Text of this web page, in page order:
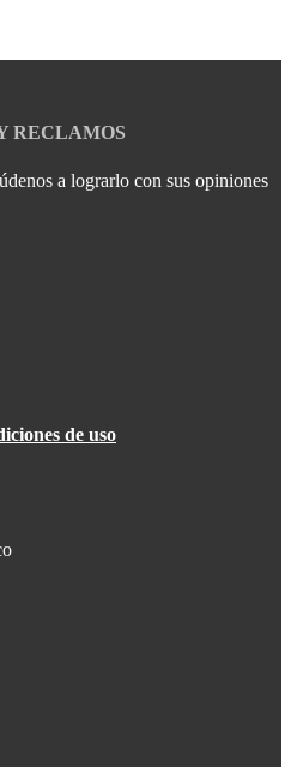
RECLAMOS
a lograrlo con sus opiniones
de uso